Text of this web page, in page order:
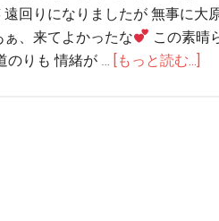
回りになりましたが 無事に大
、来てよかったな
この素晴
のりも 情緒が … [もっと読む...]